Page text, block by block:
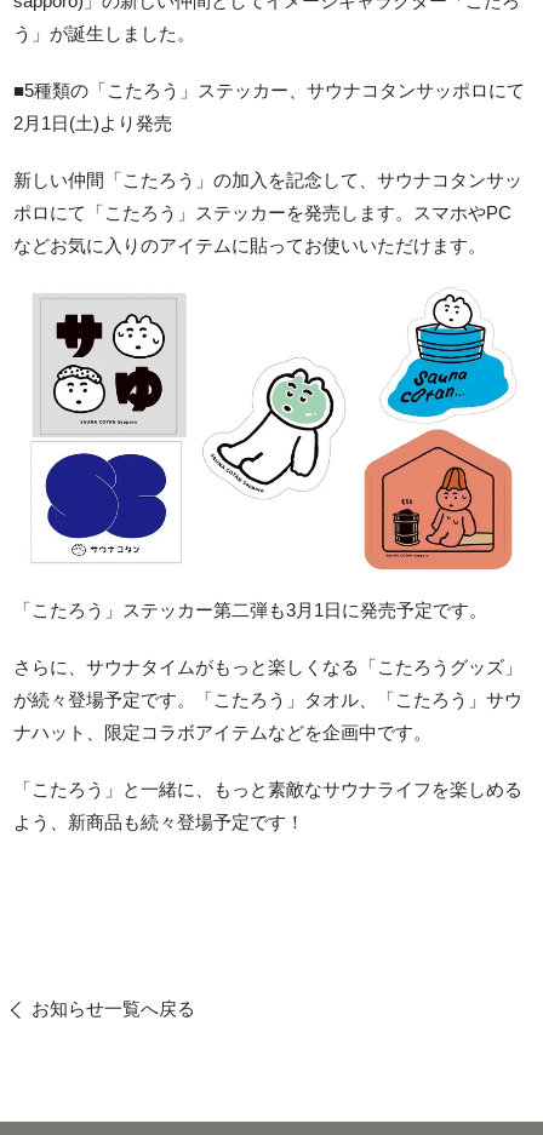
う」が誕生しました。
■5種類の「こたろう」ステッカー、サウナコタンサッポロにて
2月1日(土)より発売
新しい仲間「こたろう」の加入を記念して、サウナコタンサッ
ポロにて「こたろう」ステッカーを発売します。スマホやPC
などお気に入りのアイテムに貼ってお使いいただけます。
「こたろう」ステッカー第二弾も3月1日に発売予定です。
さらに、サウナタイムがもっと楽しくなる「こたろうグッズ」
が続々登場予定です。「こたろう」タオル、「こたろう」サウ
ナハット、限定コラボアイテムなどを企画中です。
「こたろう」と一緒に、もっと素敵なサウナライフを楽しめる
よう、新商品も続々登場予定です！
お知らせ一覧へ戻る